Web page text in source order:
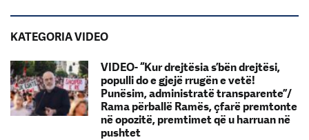
KATEGORIA VIDEO
VIDEO- “Kur drejtësia s’bën drejtësi,
populli do e gjejë rrugën e vetë!
Punësim, administratë transparente”/
Rama përballë Ramës, çfarë premtonte
në opozitë, premtimet që u harruan në
pushtet